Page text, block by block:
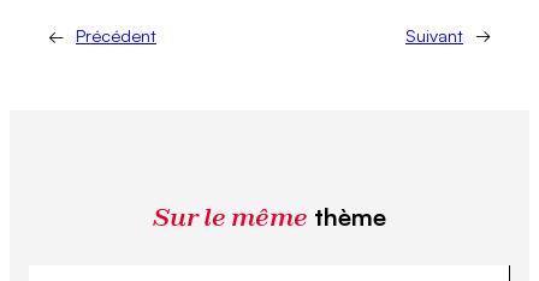
← Précédent Suivant →
Sur le même thème